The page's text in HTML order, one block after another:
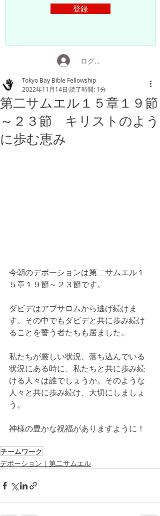
登録
ログイン
第二サムエル１５章１９節
～２３節 キリストのよう
に歩む恵み
Tokyo Bay Bible Fellowship
2022年11月14日 読了時間: 1分
今朝のデボーションは第二サムエル１
５章１９節～２３節です。
ダビデはアブサロムから逃げ続けま
す。その中でもダビデと共に歩み続け
ることを誓う者たちも居ました。
私たちが厳しい状況、落ち込んでいる
状況にある時に、私たちと共に歩み続
ける人々は誰でしょうか。そのような
人々と共に歩み続け、大切にしましょ
う。
神様の豊かな祝福がありますように！
チームワーク
デボーション｜第二サムエル